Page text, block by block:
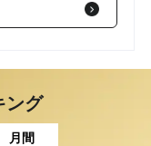
入限度額の目安と
2025/08/12
ング
月間